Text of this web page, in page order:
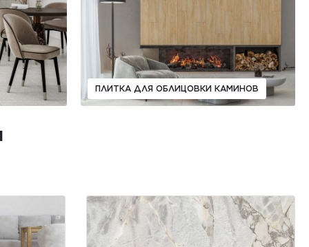
ПЛИТКА ДЛЯ ОБЛИЦОВКИ КАМИНОВ